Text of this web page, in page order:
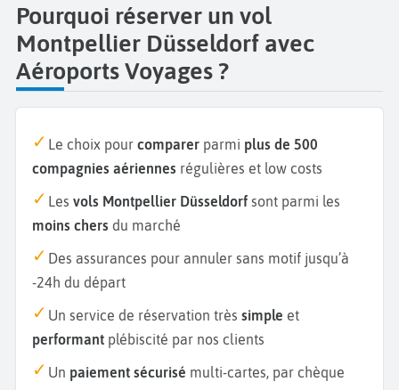
Pourquoi réserver un vol
Montpellier Düsseldorf avec
Aéroports Voyages ?
Le choix pour comparer parmi plus de 500
compagnies aériennes régulières et low costs
Les vols Montpellier Düsseldorf sont parmi les
moins chers du marché
Des assurances pour annuler sans motif jusqu’à
-24h du départ
Un service de réservation très simple et
performant plébiscité par nos clients
Un paiement sécurisé multi-cartes, par chèque